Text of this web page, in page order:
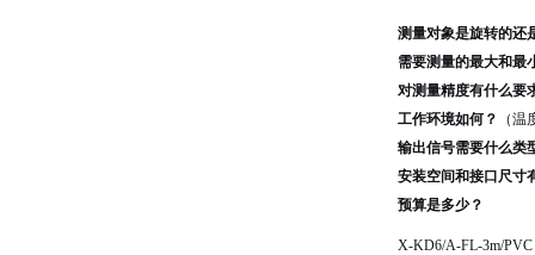
测量对象是旋转的还
需要测量的最大和最
对测量精度有什么要
工作环境如何？
（
输出信号需要什么类
安装空间和接口尺寸
预算是多少？
X-KD6/A-FL-3m/PVC